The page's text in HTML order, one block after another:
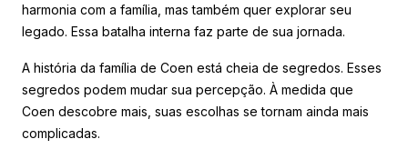
harmonia com a família, mas também quer explorar seu
legado. Essa batalha interna faz parte de sua jornada.
A história da família de Coen está cheia de segredos. Esses
segredos podem mudar sua percepção. À medida que
Coen descobre mais, suas escolhas se tornam ainda mais
complicadas.